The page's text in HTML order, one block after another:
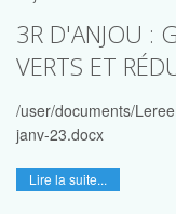
3R D'ANJOU :
VERTS ET
/user/documents/
janv-23.docx
Lire la suite...